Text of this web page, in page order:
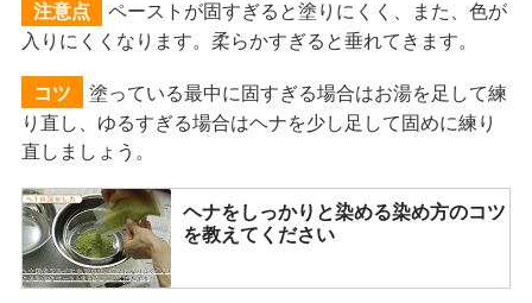
注意点
ペーストが固すぎると塗りにくく、また、色が
入りにくくなります。柔らかすぎると垂れてきます。
コツ
塗っている最中に固すぎる場合はお湯を足して練
り直し、ゆるすぎる場合はヘナを少し足して固めに練り
直しましょう。
ヘナをしっかりと染める染め方のコツ
を教えてください